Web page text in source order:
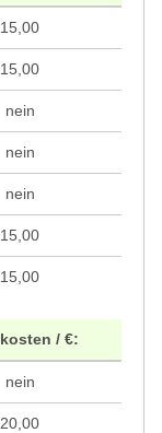
15,00
15,00
nein
nein
nein
15,00
15,00
/ €:
nein
20,00